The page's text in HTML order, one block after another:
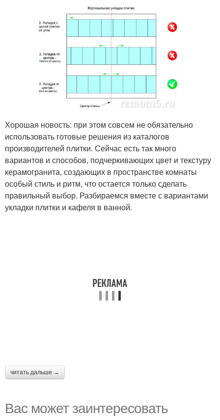
Хорошая новость: при этом совсем не обязательно
использовать готовые решения из каталогов
производителей плитки. Сейчас есть так много
вариантов и способов, подчеркивающих цвет и текстуру
керамогранита, создающих в пространстве комнаты
особый стиль и ритм, что остается только сделать
правильный выбор. Разбираемся вместе с вариантами
укладки плитки и кафеля в ванной.
читать дальше →
Вас может заинтересовать